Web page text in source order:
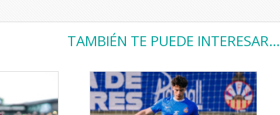
TAMBIÉN TE PUEDE INTERESAR…